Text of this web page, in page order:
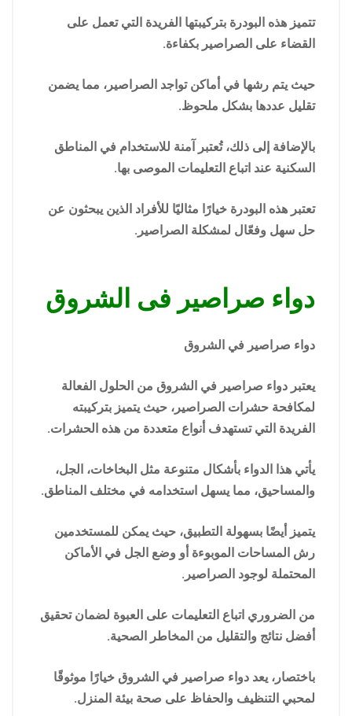
تتميز هذه البودرة بتركيبتها الفريدة التي تعمل على
القضاء على الصراصير بكفاءة.
حيث يتم رشها في أماكن تواجد الصراصير، مما يضمن
تقليل عددها بشكل ملحوظ.
بالإضافة إلى ذلك، تُعتبر آمنة للاستخدام في المناطق
السكنية عند اتباع التعليمات الموصى بها.
تعتبر هذه البودرة خيارًا مثاليًا للأفراد الذين يبحثون عن
حل سهل وفعّال لمشكلة الصراصير.
دواء صراصير فى الشروق
دواء صراصير في الشروق
يعتبر دواء صراصير في الشروق من الحلول الفعالة
لمكافحة حشرات الصراصير، حيث يتميز بتركيبته
الفريدة التي تستهدف أنواع متعددة من هذه الحشرات.
يأتي هذا الدواء بأشكال متنوعة مثل البخاخات، الجل،
والمساحيق، مما يسهل استخدامه في مختلف المناطق.
يتميز أيضًا بسهولة التطبيق، حيث يمكن للمستخدمين
رش المساحات الموبوءة أو وضع الجل في الأماكن
المحتملة لوجود الصراصير.
من الضروري اتباع التعليمات على العبوة لضمان تحقيق
أفضل نتائج والتقليل من المخاطر الصحية.
باختصار، يعد دواء صراصير في الشروق خيارًا موثوقًا
لمحبي التنظيف والحفاظ على صحة بيئة المنزل.